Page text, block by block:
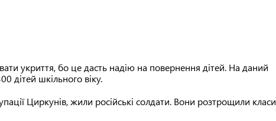
укриття, бо це дасть надію на повернення дітей. На даний
дітей шкільного віку.
Циркунів, жили російські солдати. Вони розтрощили класи